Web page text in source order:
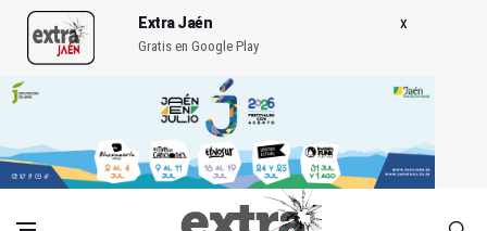
Extra Jaén
Gratis en Google Play